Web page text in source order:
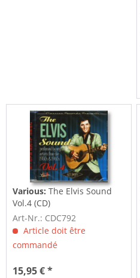
Various:The Elvis Sound
Vol.4 (CD)
Art-Nr.: CDC792
Article doit être
commandé
15,95 € *